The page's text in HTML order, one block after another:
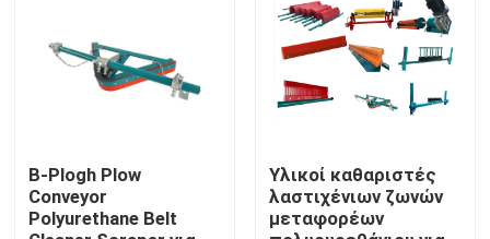
Αρχική Σελίδα
Προϊόντα
Βίντεο
Β-Plogh Plow
Conveyor
Polyurethane Belt
Υλικοί καθαριστές
λαστιχένιων ζωνών
μεταφορέων